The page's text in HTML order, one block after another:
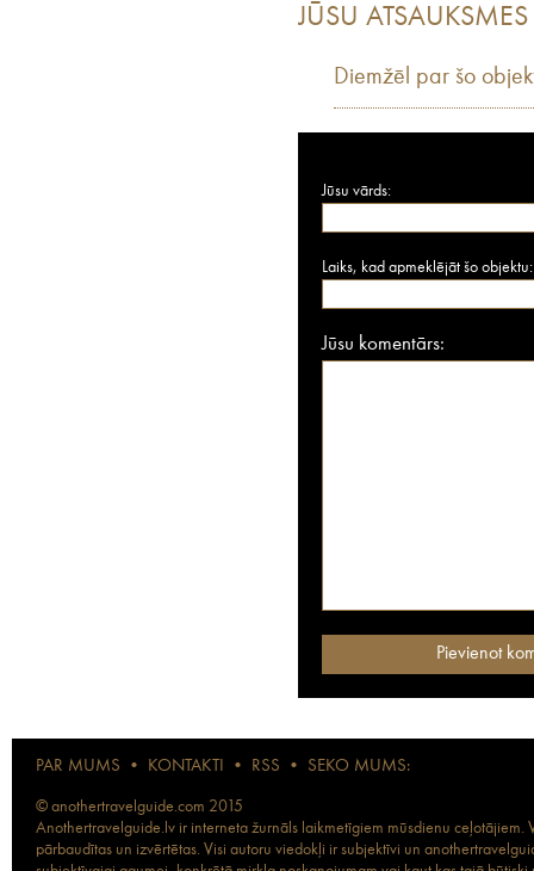
JŪSU ATSAUKSMES
Diemžēl par šo
Jūsu vārds:
Laiks, kad apmeklējāt šo objektu:
Jūsu komentārs:
PAR MUMS • KONTAKTI • RSS • SEKO MUMS:
© anothertravelguide.com 2015
Anothertravelguide.lv ir interneta žurnāls laikmetīgiem mūsdienu
pārbaudītas un izvērtētas. Visi autoru viedokļi ir subjektīvi un